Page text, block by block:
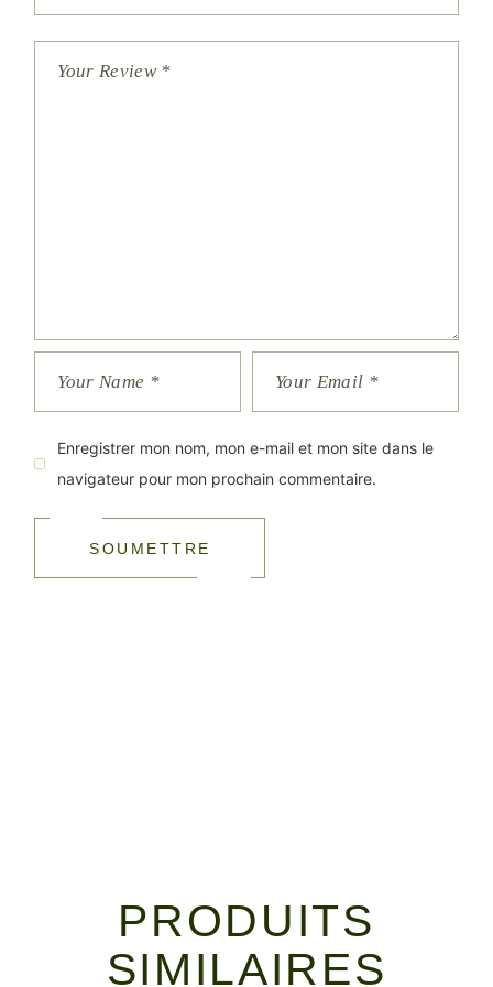
Enregistrer mon nom, mon e-mail et mon site dans le
navigateur pour mon prochain commentaire.
SOUMETTRE
PRODUITS
SIMILAIRES